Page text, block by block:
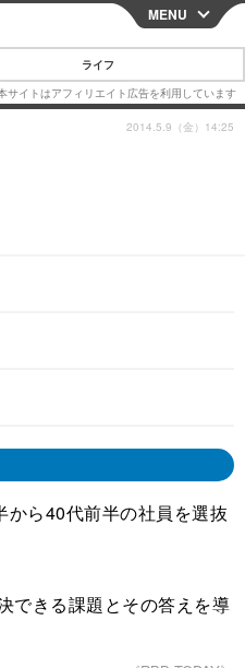
CLOSE
MENU
ライフ
2014.5.9（金）14:25
ら40代前半の社員を選抜
できる課題とその答えを導